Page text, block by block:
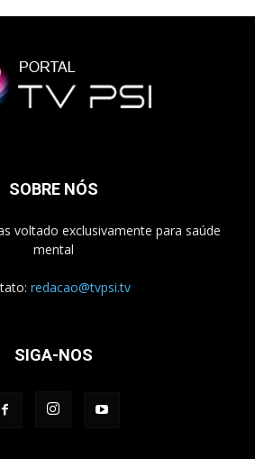
SOBRE NÓS
voltado exclusivamente para saúde
mental
redacao@tvpsi.tv
SIGA-NOS